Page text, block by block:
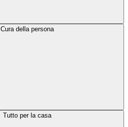
Cura della persona
Tutto per la casa